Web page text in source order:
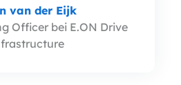
van der Eijk
Officer bei E.ON Drive